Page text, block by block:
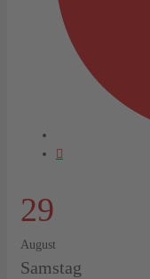
29
August
Samstag